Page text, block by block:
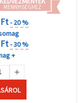
MENNYISÉGHEZ
Ft- 20 %
Ft- 30 %
+